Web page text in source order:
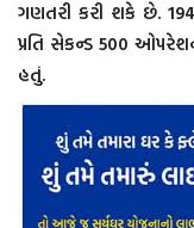
ગણતરી કરી શકે છે. 1940
પ્રતિ સેકન્ડ 500
હતું.